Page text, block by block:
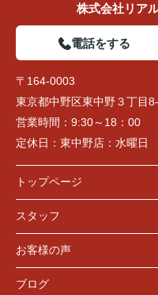
株式会社リア
電話をする
〒164-0003
東京都中野区東中野３丁目
営業時間： 9:30～18：00
定休日： 東中野店：水曜日
トップページ
スタッフ
お客様の声
ブログ